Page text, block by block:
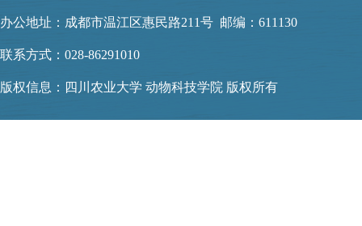
办公地址：成都市温江区惠民路211号 邮编：611130
联系方式：028-86291010
版权信息：四川农业大学 动物科技学院 版权所有